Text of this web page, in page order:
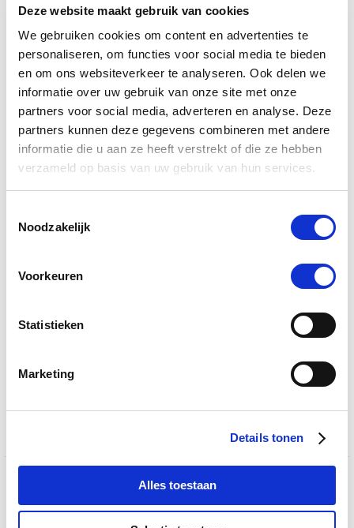
Deze website maakt gebruik van cookies
We gebruiken cookies om content en advertenties te
personaliseren, om functies voor social media te bieden
en om ons websiteverkeer te analyseren. Ook delen we
informatie over uw gebruik van onze site met onze
partners voor social media, adverteren en analyse. Deze
partners kunnen deze gegevens combineren met andere
informatie die u aan ze heeft verstrekt of die ze hebben
verzameld op basis van uw gebruik van hun services.
Noodzakelijk
Voorkeuren
Statistieken
Marketing
Details tonen
Alles toestaan
€ 21,95 € 18,66
Paardendrogist FoeneKnof Rozenbottel 1 kg Zak
Welkom op de website van De Paardendrogist,
waar wij met trots een uitgebreid assortiment van